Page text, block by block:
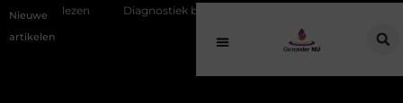
Nieuwe
artikelen
Diagnostiek bij jongeren: wat gebeurt er eigenlijk na de aanmelding?